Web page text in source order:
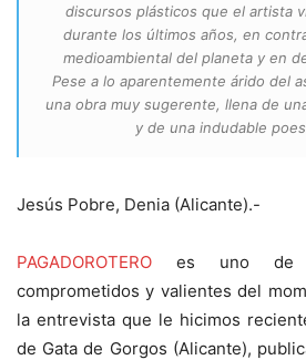
discursos plásticos que el artista
durante los últimos años, en
medioambiental del planeta y en
Pese a lo aparentemente árido del
una obra muy sugerente, llena de
y de una indudable
Jesús Pobre, Denia (Alicante).-
PAGADOROTERO es uno de
comprometidos y valientes del
la entrevista que le hicimos
de Gata de Gorgos (Alicante),